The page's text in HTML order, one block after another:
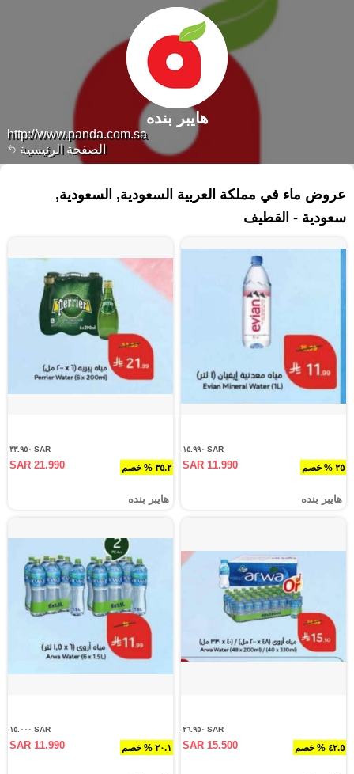
الصفحة الرئيسية
http://www.panda.com.sa
هايبر بنده
عروض ماء في مملكة العربية السعودية, السعودية,
سعودية - القطيف‎
٢٥ % خصم
SAR ١٥.٩٩٠
SAR 11.990
هايبر بنده
٣٥.٢ % خصم
SAR ٣٣.٩٥٠
SAR 21.990
هايبر بنده
٤٢.٥ % خصم
SAR ٢٦.٩٥٠
SAR 15.500 ٢٠.١ % خصم
SAR ١٥.٠٠٠
SAR 11.990